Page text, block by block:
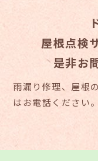
屋根点検
是非お
雨漏り修理、屋根
はお電話ください。